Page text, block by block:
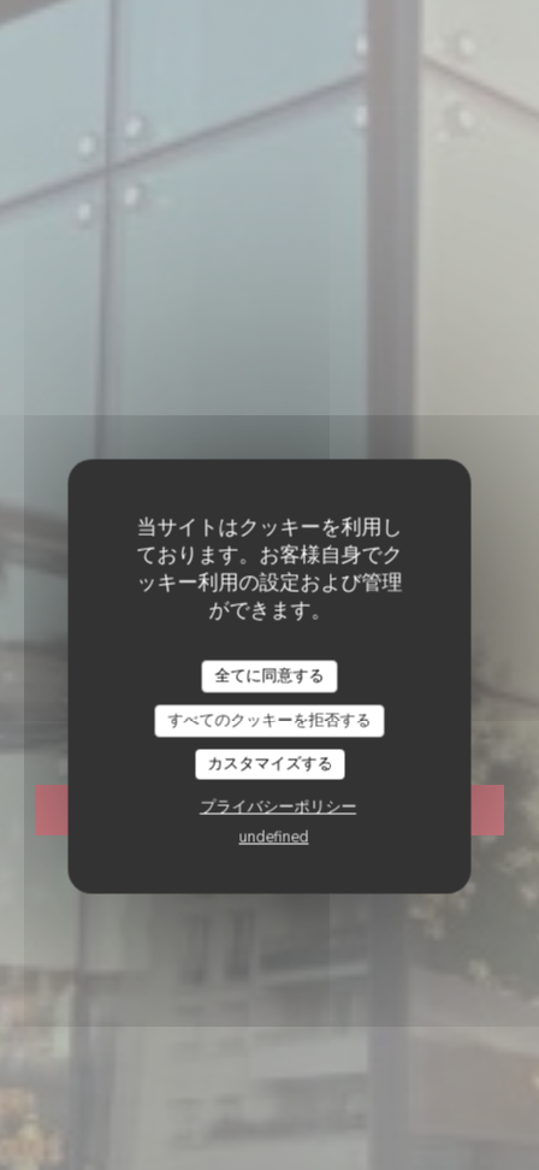
当サイトはクッキーを利用し
ております。お客様自身でク
ッキー利用の設定および管理
ができます。
全てに同意する
すべてのクッキーを拒否する
カスタマイズする
プライバシーポリシー
undefined
BOIS-COLOMBES
Rizzo
予約